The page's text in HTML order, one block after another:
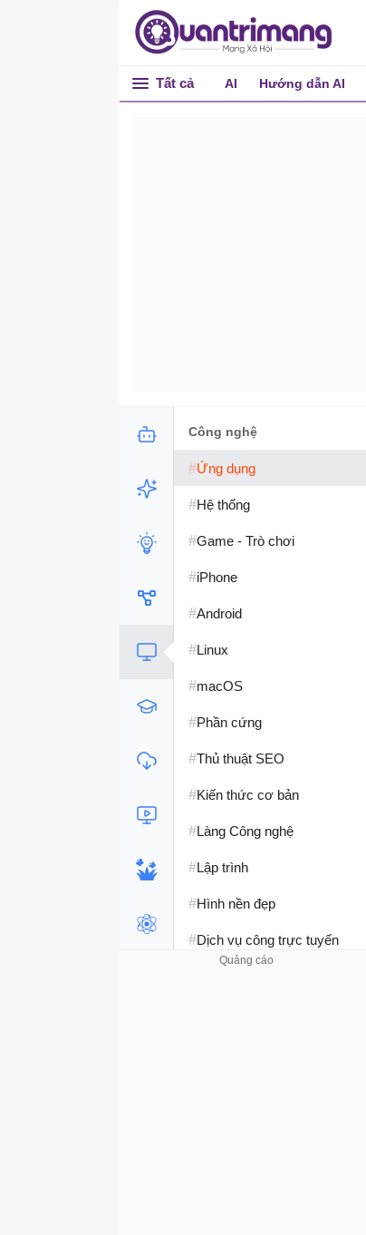
Tất cả AI Hướng dẫn AI
Công nghệ
#Ứng dụng
#Hệ thống
#Game - Trò chơi
#iPhone
#Android
#Linux
#macOS
#Phần cứng
#Thủ thuật SEO
#Kiến thức cơ bản
#Làng Công nghệ
#Lập trình
#Hình nền đẹp
#Dịch vụ công trực tuyến